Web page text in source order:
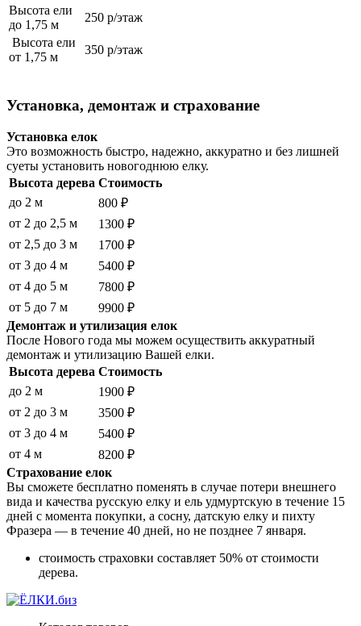
Высота ели
до 1,75 м
250 р/этаж
Высота ели
от 1,75 м
350 р/этаж
Установка, демонтаж и страхование
Установка елок
Это возможность быстро, надежно, аккуратно и без лишней
суеты установить новогоднюю елку.
Высота дерева Стоимость
до 2 м
800 ₽
от 2 до 2,5 м
1300 ₽
от 2,5 до 3 м
1700 ₽
от 3 до 4 м
5400 ₽
от 4 до 5 м
7800 ₽
от 5 до 7 м
9900 ₽
Демонтаж и утилизация елок
После Нового года мы можем осуществить аккуратный
демонтаж и утилизацию Вашей елки.
Высота дерева Стоимость
до 2 м
1900 ₽
от 2 до 3 м
3500 ₽
от 3 до 4 м
5400 ₽
от 4 м
8200 ₽
Страхование елок
Вы сможете бесплатно поменять в случае потери внешнего
вида и качества русскую елку и ель удмуртскую в течение 15
дней с момента покупки, а сосну, датскую елку и пихту
Фразера — в течение 40 дней, но не позднее 7 января.
стоимость страховки составляет 50% от стоимости
дерева.